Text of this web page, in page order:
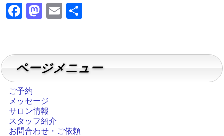
F
e
b
o
o
k
M
o
d
n
E
l
共
ページメニュー
ご予約
メッセージ
サロン情報
スタッフ紹介
お問合わせ・ご依頼